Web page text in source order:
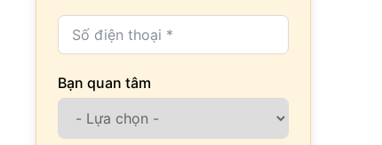
Bạn quan tâm